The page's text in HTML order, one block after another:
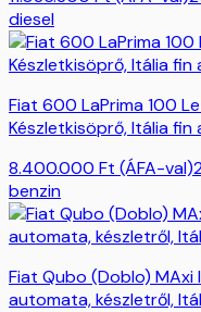
diesel
Fiat 600 LaPrima 100
Készletkisöprő, Itália fin
8.400.000 Ft (ÁFA-val)
benzin
Fiat Qubo (Doblo) MAxi
automata, készletről,